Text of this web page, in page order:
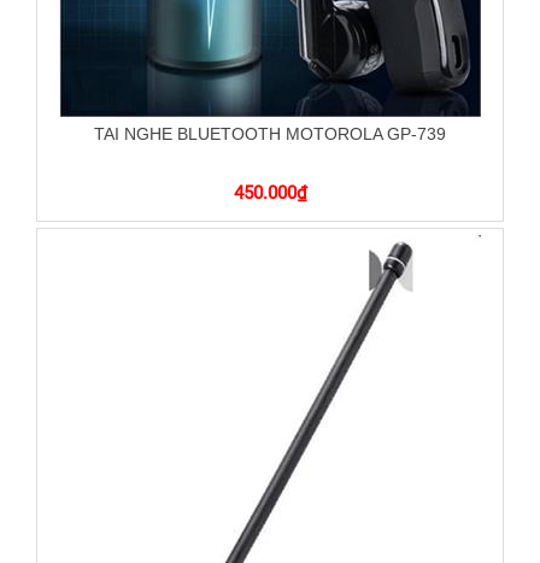
TAI NGHE BLUETOOTH MOTOROLA GP-739
450.000₫